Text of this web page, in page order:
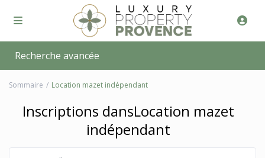
Recherche avancée
Sommaire Location mazet indépendant
Inscriptions dansLocation mazet
indépendant